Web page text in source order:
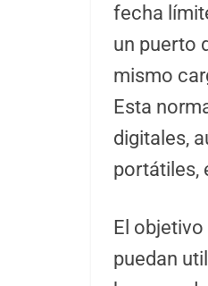
fecha
un puerto
mismo
Esta
digitales,
portátiles,
El
puedan